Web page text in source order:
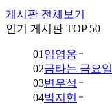
게시판 전체보기
인기 게시판 TOP 50
01 임영웅
02금타는 금요일
03변우석
04박지현